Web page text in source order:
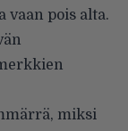
vaan pois alta.
miksi